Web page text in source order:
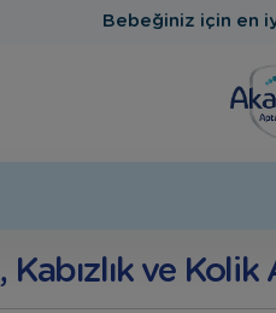
Bebeğiniz için en
ve Kolik